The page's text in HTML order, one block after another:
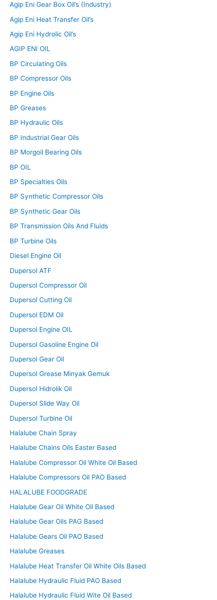
Agip Eni Gear Box Oil’s (Industry)
Agip Eni Heat Transfer Oil’s
Agip Eni Hydrolic Oil’s
AGIP ENI OIL
BP Circulating Oils
BP Compressor Oils
BP Engine Oils
BP Greases
BP Hydraulic Oils
BP Industrial Gear Oils
BP Morgoil Bearing Oils
BP OIL
BP Specialties Oils
BP Synthetic Compressor Oils
BP Synthetic Gear Oils
BP Transmission Oils And Fluids
BP Turbine Oils
Diesel Engine Oil
Dupersol ATF
Dupersol Compressor Oil
Dupersol Cutting Oil
Dupersol EDM Oil
Dupersol Engine OIL
Dupersol Gasoline Engine Oil
Dupersol Gear Oil
Dupersol Grease Minyak Gemuk
Dupersol Hidrolik Oil
Dupersol Slide Way Oil
Dupersol Turbine Oil
Halalube Chain Spray
Halalube Chains Oils Easter Based
Halalube Compressor Oil White Oil Based
Halalube Compressors Oil PAO Based
HALALUBE FOODGRADE
Halalube Gear Oil White Oil Based
Halalube Gear Oils PAG Based
Halalube Gears Oil PAO Based
Halalube Greases
Halalube Heat Transfer Oil White Oils Based
Halalube Hydraulic Fluid PAO Based
Halalube Hydraulic Fluid Wite Oil Based